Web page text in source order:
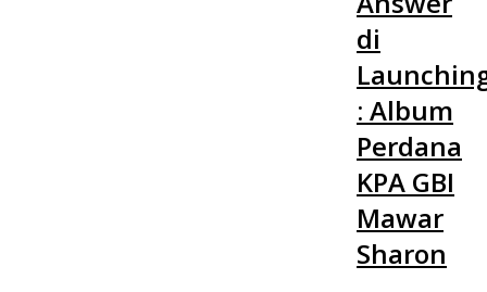
di
: Album
Perdana
KPA GBI
Mawar
Sharon